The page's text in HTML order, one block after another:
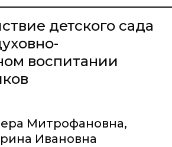
детского сада
воспитании
Митрофановна,
Ивановна